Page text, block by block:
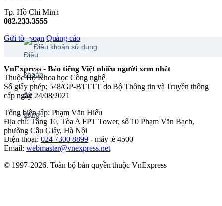
Tp. Hồ Chí Minh
082.233.3555
Gửi tòa soạn Quảng cáo
Điều khoản sử dụng
VnExpress - Báo tiếng Việt nhiều người xem nhất
Thuộc Bộ Khoa học Công nghệ
Số giấy phép: 548/GP-BTTTT do Bộ Thông tin và Truyền thông
cấp ngày 24/08/2021
Tổng biên tập: Phạm Văn Hiếu
Địa chỉ: Tầng 10, Tòa A FPT Tower, số 10 Phạm Văn Bạch,
phường Cầu Giấy, Hà Nội
Điện thoại: 024 7300 8899 - máy lẻ 4500
Email: webmaster@vnexpress.net
© 1997-2026. Toàn bộ bản quyền thuộc VnExpress